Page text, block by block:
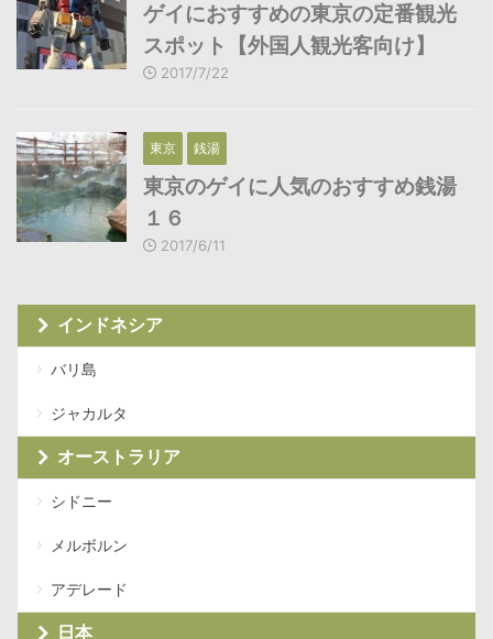
ゲイにおすすめの東京の定番観光
スポット【外国人観光客向け】
2017/7/22
東京 銭湯
東京のゲイに人気のおすすめ銭湯
１６
2017/6/11
インドネシア
バリ島
ジャカルタ
オーストラリア
シドニー
メルボルン
アデレード
日本